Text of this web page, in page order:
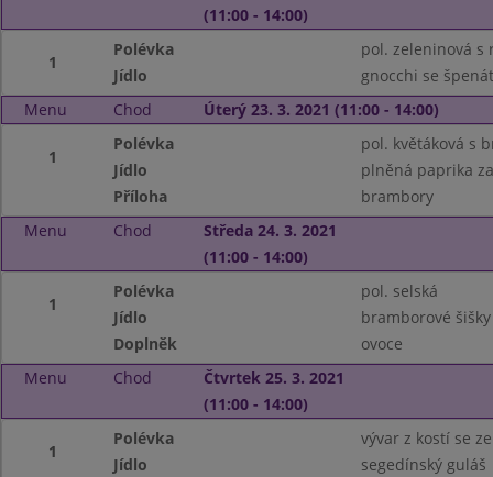
(11:00 - 14:00)
1
Polévka
pol. zeleninová s
Jídlo
gnocchi se
Menu
Chod Úterý 23. 3. 2021 (11:00 - 14:00)
1
Polévka
pol. květáková s
Jídlo
plněná paprika
Příloha
brambory
Menu
Chod
Středa 24. 3. 2021
(11:00 - 14:00)
1
Polévka
pol. selská
Jídlo
bramborové
Doplněk
ovoce
Menu
Chod
Čtvrtek 25. 3. 2021
(11:00 - 14:00)
1
Polévka
vývar z kostí se
Jídlo
segedínský guláš